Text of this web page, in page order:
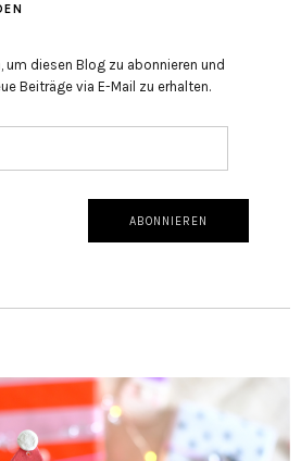
um diesen Blog zu abonnieren und
Beiträge via E-Mail zu erhalten.